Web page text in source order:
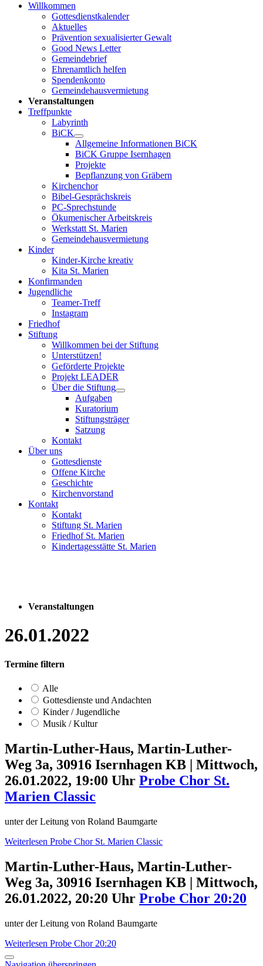
Willkommen
Gottesdienstkalender
Aktuelles
Prävention sexualisierter Gewalt
Good News Letter
Gemeindebrief
Ehrenamtlich helfen
Spendenkonto
Gemeindehausvermietung
Veranstaltungen
Treffpunkte
Labyrinth
BiCK
Allgemeine Informationen BiCK
BiCK Gruppe Isernhagen
Projekte
Bepflanzung von Gräbern
Kirchenchor
Bibel-Gesprächskreis
PC-Sprechstunde
Ökumenischer Arbeitskreis
Werkstatt St. Marien
Gemeindehausvermietung
Kinder
Kinder-Kirche kreativ
Kita St. Marien
Konfirmanden
Jugendliche
Teamer-Treff
Instagram
Friedhof
Stiftung
Willkommen bei der Stiftung
Unterstützen!
Geförderte Projekte
Projekt LEADER
Über die Stiftung
Aufgaben
Kuratorium
Stiftungsträger
Satzung
Kontakt
Über uns
Gottesdienste
Offene Kirche
Geschichte
Kirchenvorstand
Kontakt
Kontakt
Stiftung St. Marien
Friedhof St. Marien
Kindertagesstätte St. Marien
Veranstaltungen
26.01.2022
Termine filtern
Alle
Gottesdienste und Andachten
Kinder / Jugendliche
Musik / Kultur
Martin-Luther-Haus, Martin-Luther-
Weg 3a, 30916 Isernhagen KB | Mittwoch,
26.01.2022, 19:00 Uhr Probe Chor St.
Marien Classic
unter der Leitung von Roland Baumgarte
Weiterlesen Probe Chor St. Marien Classic
Martin-Luther-Haus, Martin-Luther-
Weg 3a, 30916 Isernhagen KB | Mittwoch,
26.01.2022, 20:20 Uhr Probe Chor 20:20
unter der Leitung von Roland Baumgarte
Weiterlesen Probe Chor 20:20